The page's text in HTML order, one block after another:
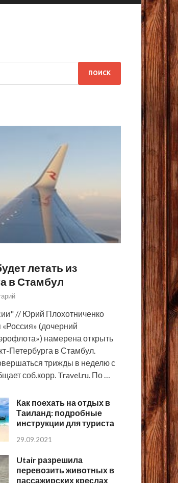
летать из
в Стамбул
// Юрий Плохотниченко
(дочерний
намерена открыть
Петербурга в Стамбул.
трижды в неделю с
соб.корр. Travel.ru. По …
Как поехать на отдых в
Таиланд: подробные
инструкции для туриста
29.09.2021
Utair разрешила
перевозить животных в
пассажирских креслах